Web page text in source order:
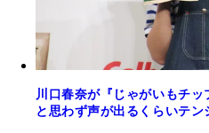
川口春奈が『じゃがいもチッ
と思わず声が出るくらいテン